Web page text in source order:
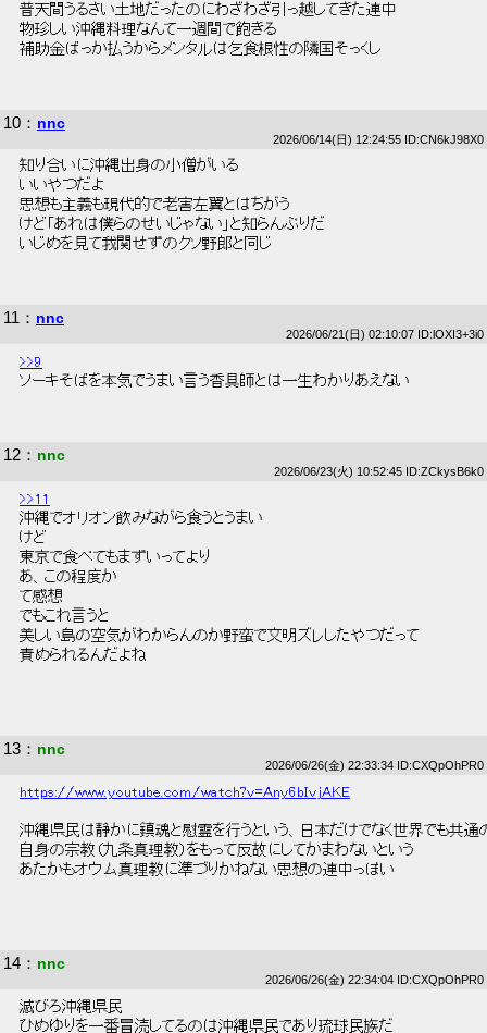
普天間うるさい土地だったのにわざわざ引っ越してきた連中
物珍しい沖縄料理なんて一週間で飽きる
補助金ばっか払うからメンタルは乞食根性の隣国そっくし
10 ： nnc
2026/06/14(日) 12:24:55 ID:CN6kJ98X0
知り合いに沖縄出身の小僧がいる
いいやつだよ
思想も主義も現代的で老害左翼とはちがう
けど「あれは僕らのせいじゃない」と知らんぷりだ
いじめを見て我関せずのクソ野郎と同じ
11 ： nnc
2026/06/21(日) 02:10:07 ID:lOXI3+3i0
>>9
ソーキそばを本気でうまい言う香具師とは一生わかりあえない
12 ： nnc
2026/06/23(火) 10:52:45 ID:ZCkysB6k0
>>11
沖縄でオリオン飲みながら食うとうまい
けど
東京で食べてもまずいってより
あ、この程度か
て感想
でもこれ言うと
美しい島の空気がわからんのか野蛮で文明ズレしたやつだって
責められるんだよね
13 ： nnc
2026/06/26(金) 22:33:34 ID:CXQpOhPR0
https://www.youtube.com/watch?v=Any6bIvjAKE
沖縄県民は静かに鎮魂と慰霊を行うという、日本だけでなく世界でも共
自身の宗教（九条真理教）をもって反故にしてかまわないという
あたかもオウム真理教に準づりかねない思想の連中っぽい
14 ： nnc
2026/06/26(金) 22:34:04 ID:CXQpOhPR0
滅びろ沖縄県民
ひめゆりを一番冒涜してるのは沖縄県民であり琉球民族だ